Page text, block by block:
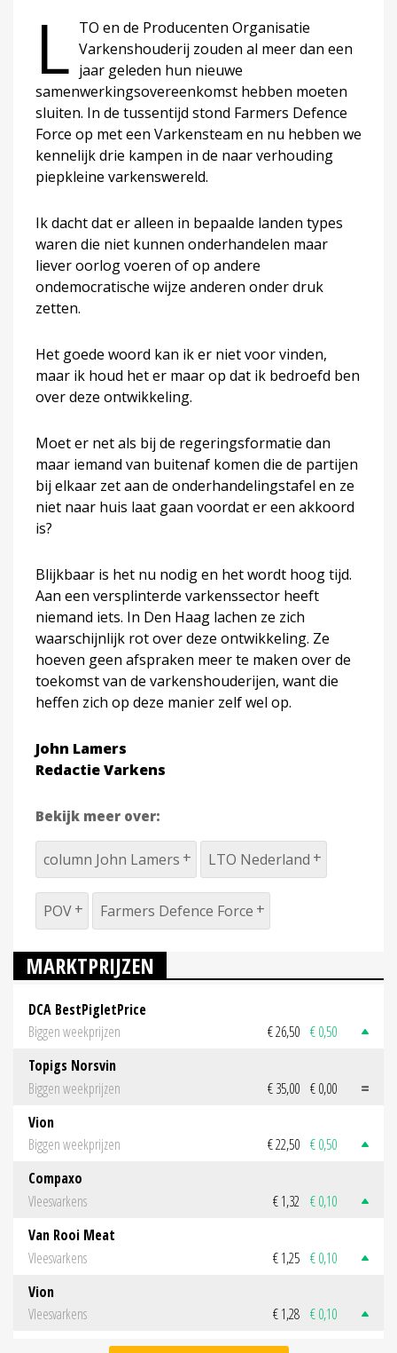
L TO en de Producenten Organisatie
Varkenshouderij zouden al meer dan een
jaar geleden hun nieuwe
samenwerkingsovereenkomst hebben moeten
sluiten. In de tussentijd stond Farmers Defence
Force op met een Varkensteam en nu hebben we
kennelijk drie kampen in de naar verhouding
piepkleine varkenswereld.
Ik dacht dat er alleen in bepaalde landen types
waren die niet kunnen onderhandelen maar
liever oorlog voeren of op andere
ondemocratische wijze anderen onder druk
zetten.
Het goede woord kan ik er niet voor vinden,
maar ik houd het er maar op dat ik bedroefd ben
over deze ontwikkeling.
Moet er net als bij de regeringsformatie dan
maar iemand van buitenaf komen die de partijen
bij elkaar zet aan de onderhandelingstafel en ze
niet naar huis laat gaan voordat er een akkoord
is?
Blijkbaar is het nu nodig en het wordt hoog tijd.
Aan een versplinterde varkenssector heeft
niemand iets. In Den Haag lachen ze zich
waarschijnlijk rot over deze ontwikkeling. Ze
hoeven geen afspraken meer te maken over de
toekomst van de varkenshouderijen, want die
heffen zich op deze manier zelf wel op.
John Lamers
Redactie Varkens
Bekijk meer over:
column John Lamers LTO Nederland
POV Farmers Defence Force
MARKTPRIJZEN
DCA BestPigletPrice
Biggen weekprijzen
€ 26,50 € 0,50
Topigs Norsvin
Biggen weekprijzen
€ 35,00 € 0,00
Vion
Biggen weekprijzen
€ 22,50 € 0,50
Compaxo
Vleesvarkens
€ 1,32 € 0,10
Van Rooi Meat
Vleesvarkens
€ 1,25 € 0,10
Vion
Vleesvarkens
€ 1,28 € 0,10